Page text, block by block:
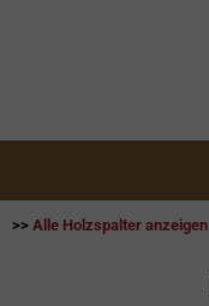
>> Alle Holzspalter anzeigen